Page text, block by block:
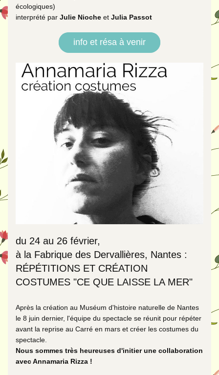
écologiques)
interprété par Julie Nioche et Julia Passot
info et résa à venir
du 24 au 26 février,
à la Fabrique des Dervallières, Nantes :
RÉPÉTITIONS ET CRÉATION
COSTUMES "CE QUE LAISSE LA MER"
Après la création au Muséum d'histoire naturelle de Nantes
le 8 juin dernier, l'équipe du spectacle se réunit pour répéter
avant la reprise au Carré en mars et créer les costumes du
spectacle.
Nous sommes très heureuses d'initier une collaboration
avec Annamaria Rizza !